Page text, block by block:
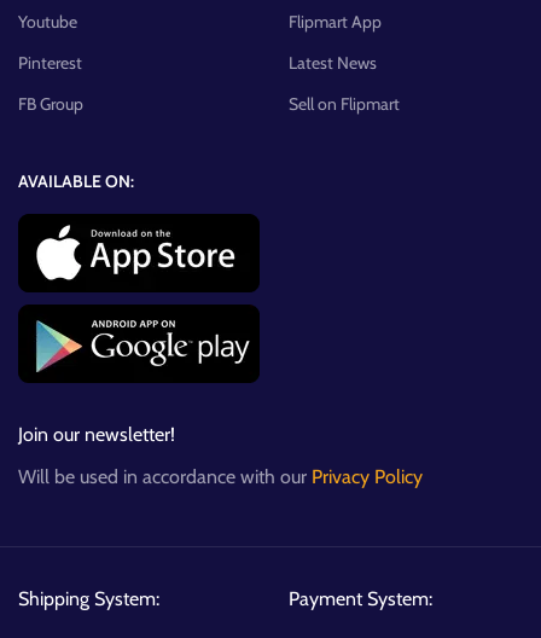
Youtube
Pinterest
FB Group
Flipmart App
Latest News
Sell on Flipmart
AVAILABLE ON:
Join our newsletter!
Will be used in accordance with our Privacy Policy
Shipping System: Payment System: